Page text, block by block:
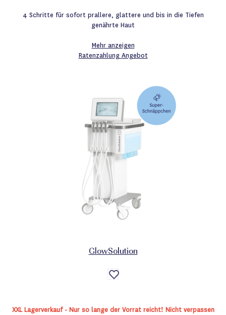
4 Schritte für sofort prallere, glattere und bis in die Tiefen
genährte Haut
Mehr anzeigen
Ratenzahlung Angebot
GlowSolution
Auf
die
XXL Lagerverkauf - Nur so lange der Vorrat reicht! Nicht verpassen